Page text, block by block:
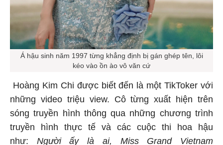
Á hậu sinh năm 1997 từng khẳng định bị gán ghép tên, lôi
kéo vào ồn ào vô văn cứ
Hoàng Kim Chi được biết đến là một TikToker với
những video triệu view. Cô từng xuất hiện trên
sóng truyền hình thông qua những chương trình
truyền hình thực tế và các cuộc thi hoa hậu
như: Người ấy là ai, Miss Grand Vietnam